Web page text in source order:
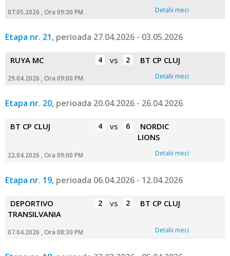
07.05.2026 , Ora 09:30 PM Detalii meci
Etapa nr. 21, perioada 27.04.2026 - 03.05.2026
RUYA MC 4 vs 2 BT CP CLUJ
29.04.2026 , Ora 09:00 PM Detalii meci
Etapa nr. 20, perioada 20.04.2026 - 26.04.2026
BT CP CLUJ 4 vs 6
NORDIC
LIONS
22.04.2026 , Ora 09:00 PM Detalii meci
Etapa nr. 19, perioada 06.04.2026 - 12.04.2026
DEPORTIVO
TRANSILVANIA
2 vs 2 BT CP CLUJ
07.04.2026 , Ora 08:30 PM Detalii meci